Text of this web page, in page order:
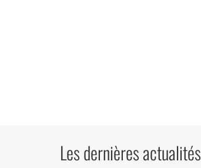
Les dernières actualités